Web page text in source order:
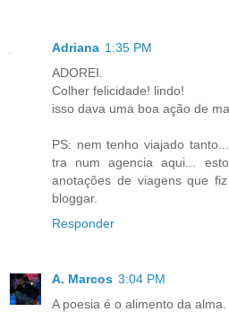
Adriana 1:35 PM
ADOREI.
Colher felicidade! lindo!
isso dava uma boa ação de
PS: nem tenho viajado
tra num agencia aqui...
anotações de viagens que
bloggar.
Responder
A. Marcos 3:04 PM
A poesia é o alimento da alma.